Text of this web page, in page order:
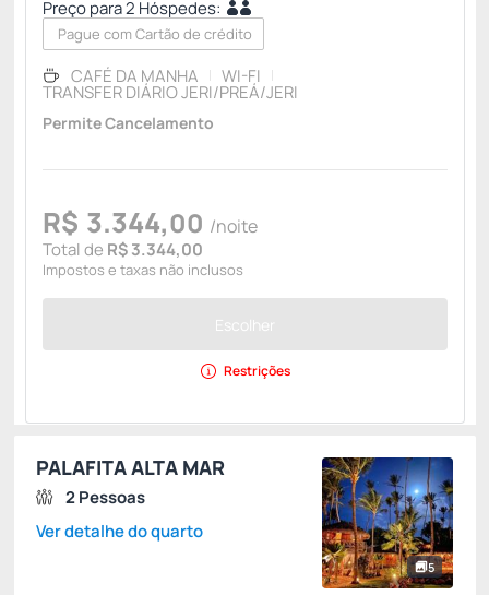
Preço para 2 Hóspedes:
Pague com Cartão de crédito
CAFÉ DA MANHA WI-FI
TRANSFER DIÁRIO JERI/PREÁ/JERI
Permite Cancelamento
R$ 3.344,00 /noite
Total de R$ 3.344,00
Impostos e taxas não inclusos
Escolher
Restrições
5
PALAFITA ALTA MAR
2 Pessoas
Ver detalhe do quarto